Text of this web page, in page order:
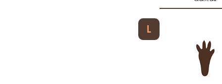
L